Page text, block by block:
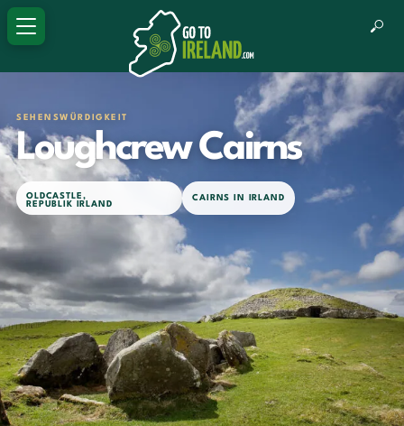
SEHENSWÜRDIGKEIT
Loughcrew Cairns
OLDCASTLE ,
REPUBLIK IRLAND
CAIRNS IN IRLAND